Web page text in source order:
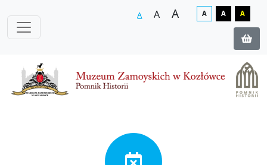
A A A A A A